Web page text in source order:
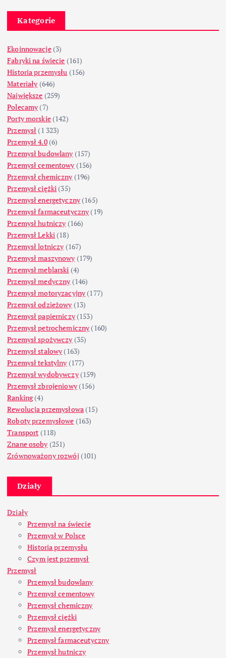
Kategorie
Ekoinnowacje(3)
Fabryki na świecie (161)
Historia przemysłu (156)
Materiały (646)
Największe (259)
Polecamy (7)
Porty morskie(142)
Przemysł (1 323)
Przemysł 4.0(6)
Przemysł budowlany (157)
Przemysł cementowy (156)
Przemysł chemiczny (196)
Przemysł ciężki (35)
Przemysł energetyczny (165)
Przemysł farmaceutyczny (19)
Przemysł hutniczy (166)
Przemysł Lekki (18)
Przemysł lotniczy (167)
Przemysł maszynowy (179)
Przemysł meblarski (4)
Przemysł medyczny (146)
Przemysł motoryzacyjny (177)
Przemysł odzieżowy (13)
Przemysł papierniczy(153)
Przemysł petrochemiczny (160)
Przemysł spożywczy (35)
Przemysł stalowy (163)
Przemysł tekstylny (177)
Przemysł wydobywczy(159)
Przemysł zbrojeniowy(156)
Ranking(4)
Rewolucja przemysłowa (15)
Roboty przemysłowe (163)
Transport (118)
Znane osoby (251)
Zrównoważony rozwój (101)
Działy
Działy
Przemysł na świecie
Przemysł w Polsce
Historia przemysłu
Czym jest przemysł
Przemysł
Przemysł budowlany
Przemysł cementowy
Przemysł chemiczny
Przemysł ciężki
Przemysł energetyczny
Przemysł farmaceutyczny
Przemysł hutniczy